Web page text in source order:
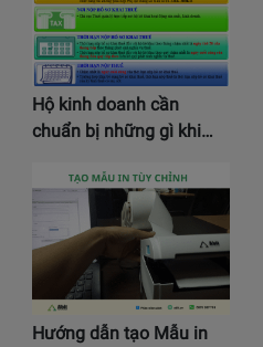
Hộ kinh doanh cần
chuẩn bị những gì khi…
Hướng dẫn tạo Mẫu in